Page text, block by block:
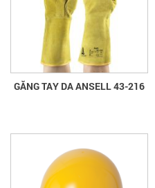
GĂNG TAY DA ANSELL 43-216